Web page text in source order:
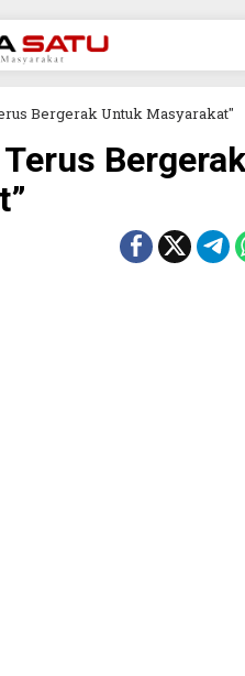
Bergerak Untuk Masyarakat"
Bergerak